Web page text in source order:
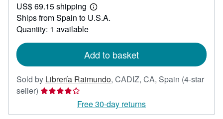
46.54
US$ 69.15 shipping
Learn
more
Ships from Spain to U.S.A.
Quantity: 1 available
Add to basket
Sold by Librería Raimundo, CADIZ, CA, Spain (4-star
seller) Seller
4
Free 30-day returns